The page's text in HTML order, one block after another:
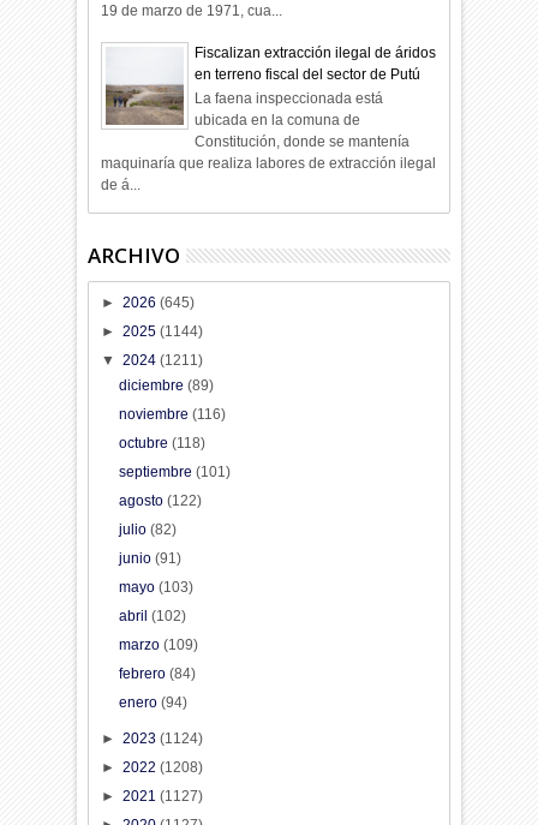
19 de marzo de 1971, cua...
Fiscalizan extracción ilegal de áridos
en terreno fiscal del sector de Putú
La faena inspeccionada está
ubicada en la comuna de
Constitución, donde se mantenía
maquinaría que realiza labores de extracción ilegal
de á...
ARCHIVO
►2026(645)
►2025(1144)
▼2024(1211)
diciembre (89)
noviembre (116)
octubre (118)
septiembre (101)
agosto (122)
julio (82)
junio (91)
mayo (103)
abril (102)
marzo (109)
febrero (84)
enero (94)
►2023(1124)
►2022(1208)
►2021(1127)